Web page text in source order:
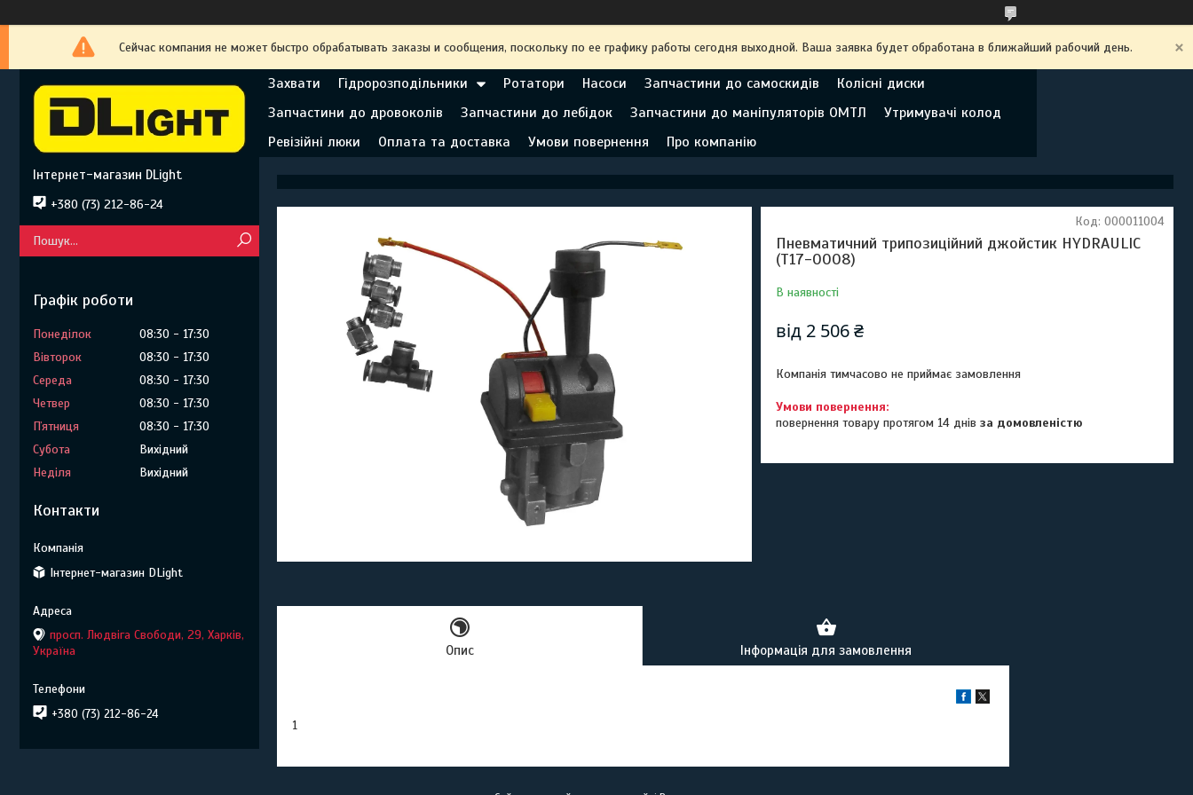
Сейчас компания не может быстро обрабатывать заказы и сообщения, поскольку по ее графику работы сегодня выходной. Ваша заявка будет обработана в ближайший рабочий день.
Захвати Гідророзподільники Ротатори Насоси Запчастини до самоскидів
Колісні диски
Запчастини до дровоколів
Запчастини до лебідок Запчастини до маніпуляторів ОМТЛ
Утримувачі колод
Ревізійні люки
Оплата та доставка Умови повернення Про компанію
Пневматичний трипозиційний джойстик HYDRAULIC
(T17-0008)
В наявності
Код: 000011004
від 2 506 ₴
Компанія тимчасово не приймає замовлення
повернення товару протягом 14 днівза домовленістю
Опис Інформація для замовлення
1
Інтернет-магазин DLight
+380 (73) 212-86-24
Графік роботи
Понеділок 08:30
17:30
Вівторок
08:30
17:30
Середа
08:30
17:30
Четвер
08:30
17:30
Пʼятниця
08:30
17:30
Субота
Вихідний
Неділя
Вихідний
Контакти
Інтернет-магазин DLight
просп. Людвіга Свободи, 29, Харків,
Україна
+380 (73) 212-86-24